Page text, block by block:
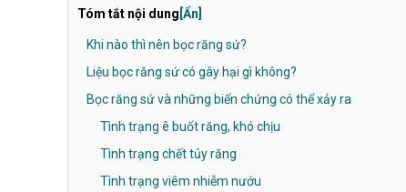
Tóm tắt nội dung [Ẩn]
Khi nào thì nên bọc răng sứ?
Liệu bọc răng sứ có gây hại gì không?
Bọc răng sứ và những biến chứng có thể xảy ra
Tình trạng ê buốt răng, khó chịu
Tình trạng chết tủy răng
Tình trạng viêm nhiễm nướu